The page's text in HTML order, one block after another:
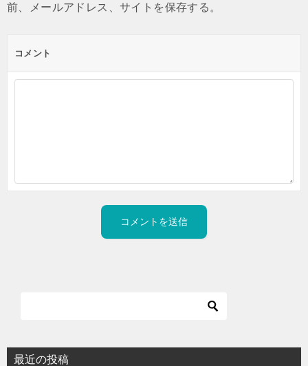
前、メールアドレス、サイトを保存する。
コメント
最近の投稿